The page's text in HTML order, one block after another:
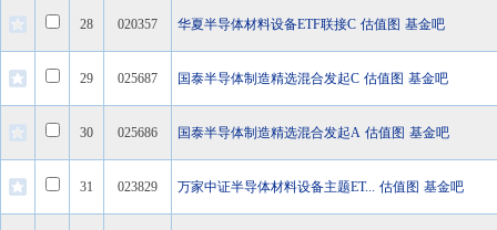
28 020357 华夏半导体材料设备ETF联接C 估值图 基金吧
29 025687 国泰半导体制造精选混合发起C 估值图 基金吧
30 025686 国泰半导体制造精选混合发起A 估值图 基金吧
31 023829 万家中证半导体材料设备主题ET... 估值图 基金吧